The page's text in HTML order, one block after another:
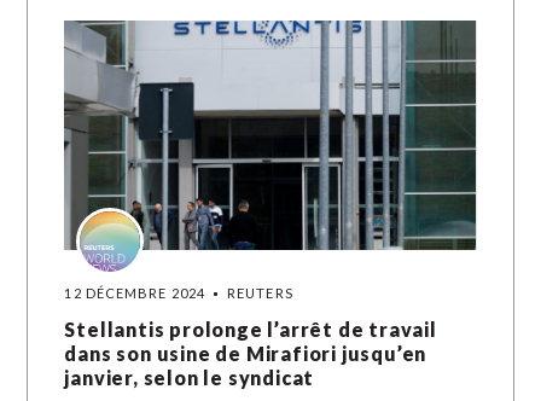
12 DÉCEMBRE 2024 REUTERS
Stellantis prolonge l’arrêt de travail
dans son usine de Mirafiori jusqu’en
janvier, selon le syndicat